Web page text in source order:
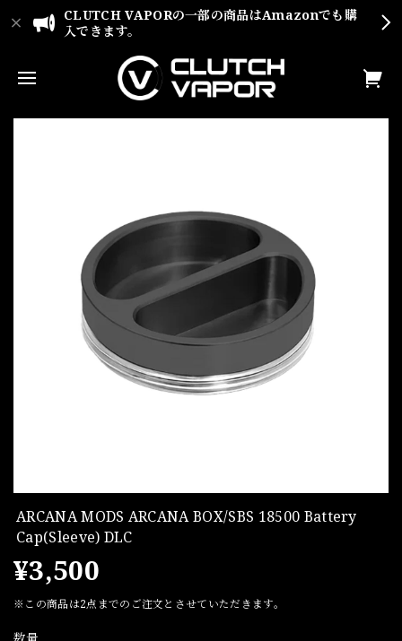
CLUTCH VAPORの一部の商品はAmazonでも購
入できます。
ARCANA MODS ARCANA BOX/SBS 18500 Battery
Cap(Sleeve) DLC
¥3,500
※この商品は2点までのご注文とさせていただきます。